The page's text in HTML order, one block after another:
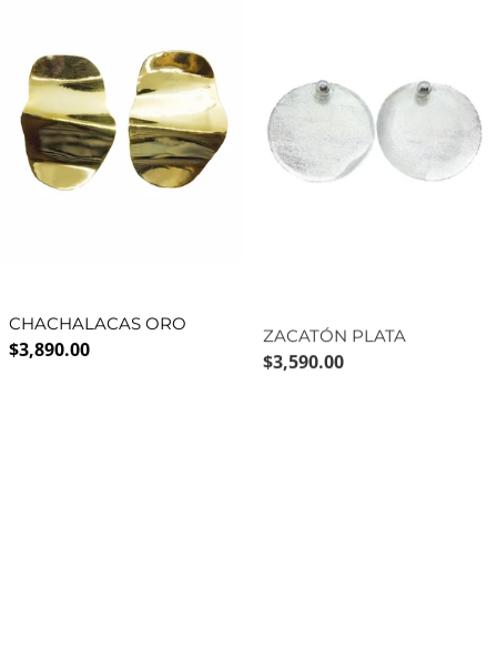
CHACHALACAS ORO
Precio normal
$3,890.00
ZACATÓN PLATA
Precio normal
$3,590.00